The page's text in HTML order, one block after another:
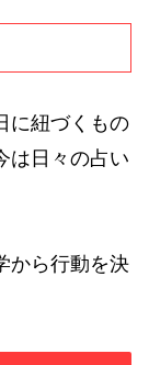
に紐づくもの
は日々の占い
から行動を決